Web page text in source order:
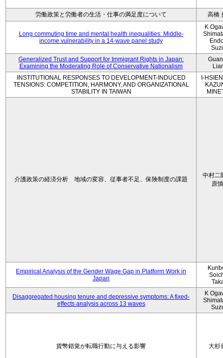
労働政策と労働者の生活・仕事の満足度について 高橋
Long commuting time and mental health inequalities: Middle-
income vulnerability in a 14-wave panel study
K
Generalized Trust and Support for Immigrant Rights in Japan:
Examining the Moderating Role of Conservative Nationalism
INSTITUTIONAL RESPONSES TO DEVELOPMENT-INDUCED
TENSIONS: COMPETITION, HARMONY, AND ORGANIZATIONAL
STABILITY IN TAIWAN
I-
介護政策の経済分析 地域の変容、従事者不足、保険制度の課題
中村二
原
Empirical Analysis of the Gender Wage Gap in Platform Work in
Japan
Disaggregated housing tenure and depressive symptoms: A fixed-
effects analysis across 13 waves
K
貨幣錯覚が転職行動に与える影響 大杉